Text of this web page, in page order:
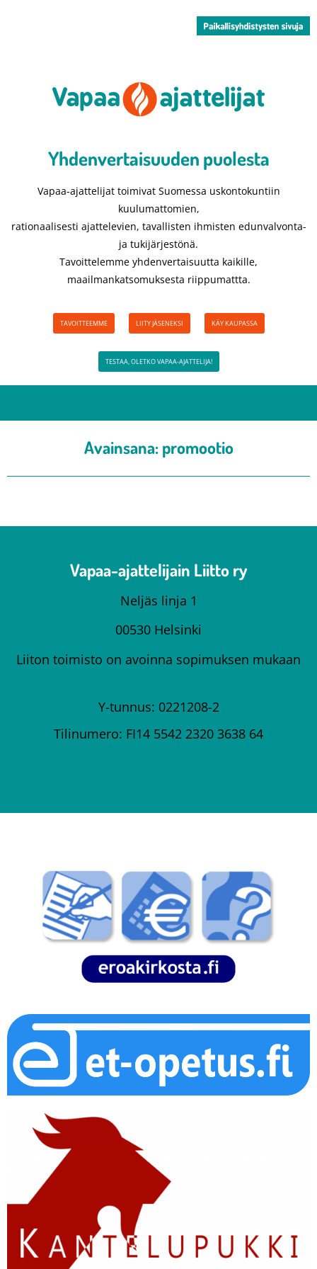
Yhdenvertaisuuden puolesta​
Vapaa-ajattelijat toimivat Suomessa uskontokuntiin
kuulumattomien,
rationaalisesti ajattelevien, tavallisten ihmisten edunvalvonta-
ja tukijärjestönä.
Tavoittelemme yhdenvertaisuutta kaikille,
maailmankatsomuksesta riippumattta.
TAVOITTEEMME LIITY JÄSENEKSI KÄY KAUPASSA
TESTAA, OLETKO VAPAA-AJATTELIJA!
Avainsana:promootio
Vapaa-ajattelijain Liitto ry
Neljäs linja 1
00530 Helsinki
Liiton toimisto on avoinna sopimuksen mukaan
Y-tunnus: 0221208-2
Tilinumero: FI14 5542 2320 3638 64